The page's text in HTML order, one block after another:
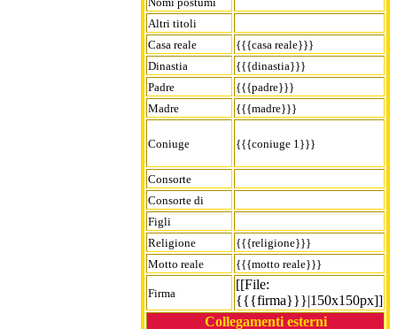
Altri titoli
Casa reale
{{{casa reale}}}
Dinastia
{{{dinastia}}}
Padre
{{{padre}}}
Madre
{{{madre}}}
Coniuge {{{coniuge 1}}}
Consorte
Consorte di
Figli
Religione
{{{religione}}}
Motto reale
{{{motto reale}}}
Firma
[[File:
{{{firma}}}|150x150px]]
Collegamenti esterni